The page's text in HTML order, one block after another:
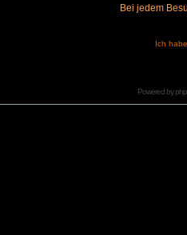
Bei jedem
Ich
Powered by